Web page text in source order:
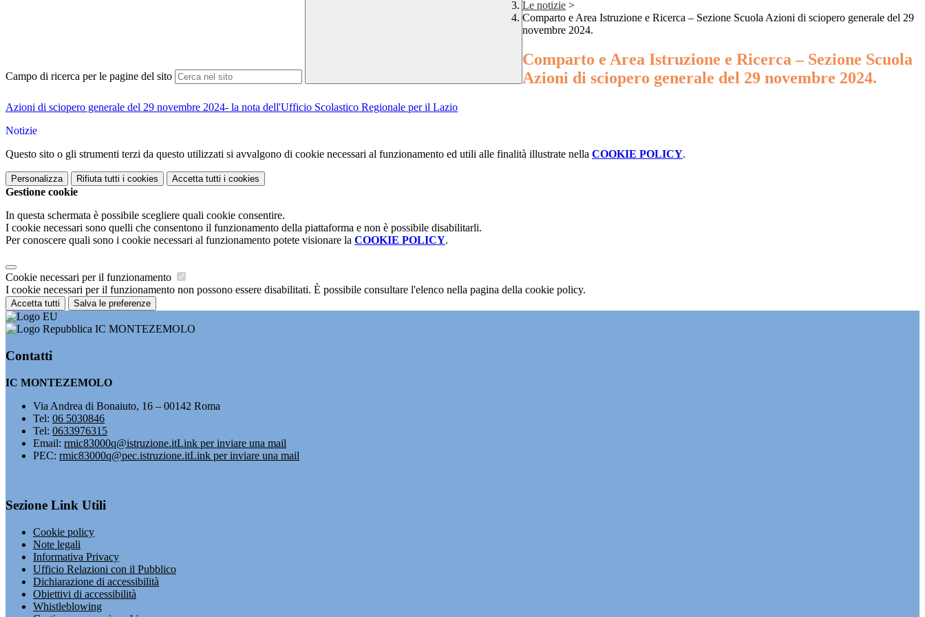
Campo di ricerca per le pagine del sito
Le notizie >
Comparto e Area Istruzione e Ricerca – Sezione Scuola Azioni di sciopero generale del 29
novembre 2024.
Comparto e Area Istruzione e Ricerca – Sezione Scuola
Azioni di sciopero generale del 29 novembre 2024.
Azioni di sciopero generale del 29 novembre 2024- la nota dell'Ufficio Scolastico Regionale per il Lazio
Notizie
Questo sito o gli strumenti terzi da questo utilizzati si avvalgono di cookie necessari al funzionamento ed utili alle finalità illustrate nella COOKIE POLICY.
Personalizza Rifiuta tutti i cookies Accetta tutti i cookies
Gestione cookie
In questa schermata è possibile scegliere quali cookie consentire.
I cookie necessari sono quelli che consentono il funzionamento della piattaforma e non è possibile disabilitarli.
Per conoscere quali sono i cookie necessari al funzionamento potete visionare la COOKIE POLICY.
Cookie necessari per il funzionamento
I cookie necessari per il funzionamento non possono essere disabilitati. È possibile consultare l'elenco nella pagina della cookie policy.
Accetta tutti Salva le preferenze
IC MONTEZEMOLO
Contatti
IC MONTEZEMOLO
Via Andrea di Bonaiuto, 16 – 00142 Roma
Tel: 06 5030846
Tel: 0633976315
Email: rmic83000q@istruzione.itLink per inviare una mail
PEC: rmic83000q@pec.istruzione.itLink per inviare una mail
Sezione Link Utili
Cookie policy
Note legali
Informativa Privacy
Ufficio Relazioni con il Pubblico
Dichiarazione di accessibilità
Obiettivi di accessibilità
Whistleblowing